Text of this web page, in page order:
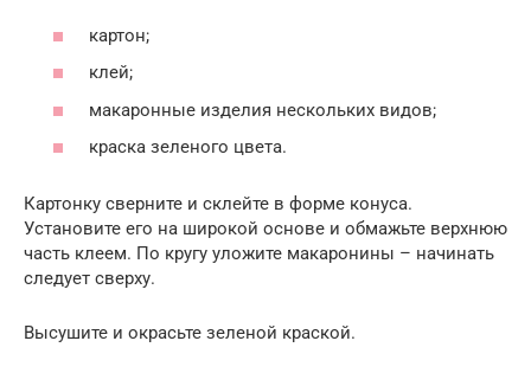
картон;
клей;
макаронные изделия нескольких видов;
краска зеленого цвета.
Картонку сверните и склейте в форме конуса.
Установите его на широкой основе и обмажьте верхнюю
часть клеем. По кругу уложите макаронины – начинать
следует сверху.
Высушите и окрасьте зеленой краской.